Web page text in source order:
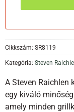
Cikkszám: SR8119
Kategória: Steven
A Steven Raichlen
egy kiváló
amely minden